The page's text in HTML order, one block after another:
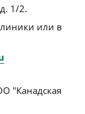
1/2.
или в
"Канадская